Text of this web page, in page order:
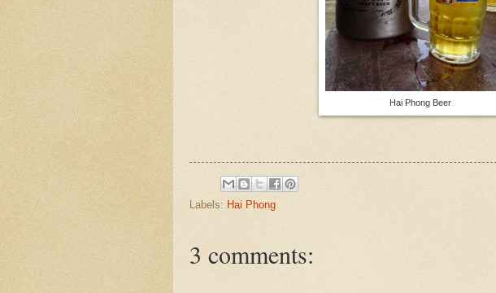
Hai Phong Beer
Labels: Hai Phong
3 comments: